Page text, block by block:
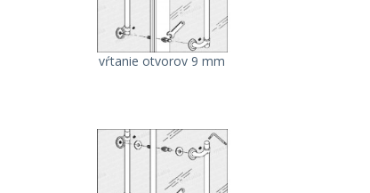
vŕtanie otvorov 9 mm